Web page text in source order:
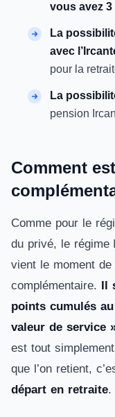
vous avez
La
avec
pour la
La
pension
Comment
Comme pour le
du privé, le régime
vient le moment
complémentaire. Il
points cumulés
valeur de service
est tout
que l’on retient,
départ en retraite.